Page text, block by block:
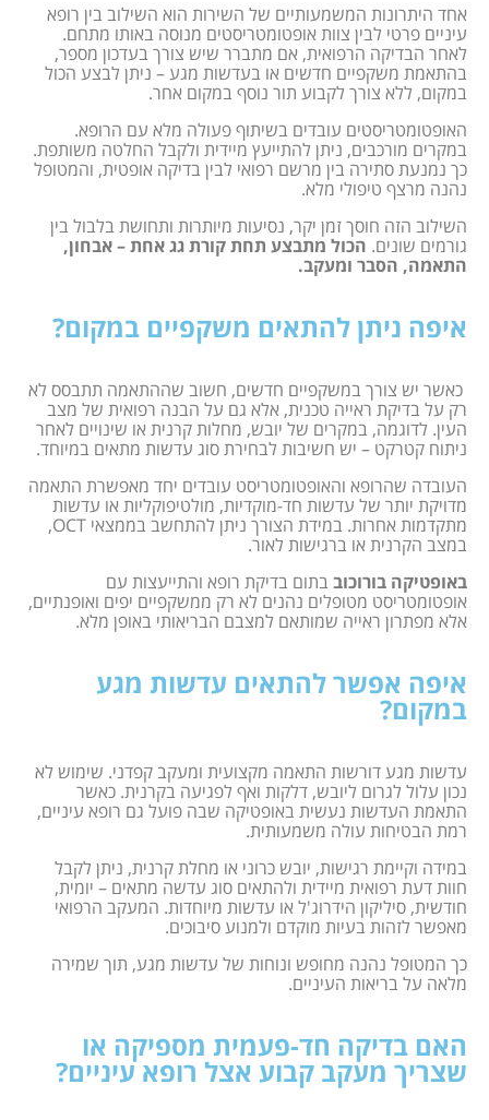
אחד היתרונות המשמעותיים של השירות הוא השילוב בין רופא
עיניים פרטי לבין צוות אופטומטריסטים מנוסה באותו מתחם.
לאחר הבדיקה הרפואית, אם מתברר שיש צורך בעדכון מספר,
בהתאמת משקפיים חדשים או בעדשות מגע – ניתן לבצע הכול
במקום, ללא צורך לקבוע תור נוסף במקום אחר.
האופטומטריסטים עובדים בשיתוף פעולה מלא עם הרופא.
במקרים מורכבים, ניתן להתייעץ מיידית ולקבל החלטה משותפת.
כך נמנעת סתירה בין מרשם רפואי לבין בדיקה אופטית, והמטופל
נהנה מרצף טיפולי מלא.
השילוב הזה חוסך זמן יקר, נסיעות מיותרות ותחושת בלבול בין
גורמים שונים. הכול מתבצע תחת קורת גג אחת – אבחון,
התאמה, הסבר ומעקב.
איפה ניתן להתאים משקפיים במקום?
כאשר יש צורך במשקפיים חדשים, חשוב שההתאמה תתבסס לא
רק על בדיקת ראייה טכנית, אלא גם על הבנה רפואית של מצב
העין. לדוגמה, במקרים של יובש, מחלות קרנית או שינויים לאחר
ניתוח קטרקט – יש חשיבות לבחירת סוג עדשות מתאים במיוחד.
העובדה שהרופא והאופטומטריסט עובדים יחד מאפשרת התאמה
מדויקת יותר של עדשות חד-מוקדיות, מולטיפוקליות או עדשות
מתקדמות אחרות. במידת הצורך ניתן להתחשב בממצאי OCT,
במצב הקרנית או ברגישות לאור.
באופטיקה בורוכוב בתום בדיקת רופא והתייעצות עם
אופטומטריסט מטופלים נהנים לא רק ממשקפיים יפים ואופנתיים,
אלא מפתרון ראייה שמותאם למצבם הבריאותי באופן מלא.
איפה אפשר להתאים עדשות מגע
במקום?
עדשות מגע דורשות התאמה מקצועית ומעקב קפדני. שימוש לא
נכון עלול לגרום ליובש, דלקות ואף לפגיעה בקרנית. כאשר
התאמת העדשות נעשית באופטיקה שבה פועל גם רופא עיניים,
רמת הבטיחות עולה משמעותית.
במידה וקיימת רגישות, יובש כרוני או מחלת קרנית, ניתן לקבל
חוות דעת רפואית מיידית ולהתאים סוג עדשה מתאים – יומית,
חודשית, סיליקון הידרוג'ל או עדשות מיוחדות. המעקב הרפואי
מאפשר לזהות בעיות מוקדם ולמנוע סיבוכים.
כך המטופל נהנה מחופש ונוחות של עדשות מגע, תוך שמירה
מלאה על בריאות העיניים.
האם בדיקה חד-פעמית מספיקה או
שצריך מעקב קבוע אצל רופא עיניים?